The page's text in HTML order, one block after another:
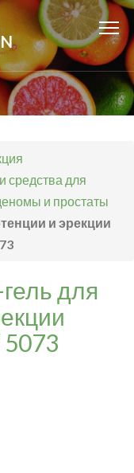
средства для
и простаты
и эрекции
для
5073